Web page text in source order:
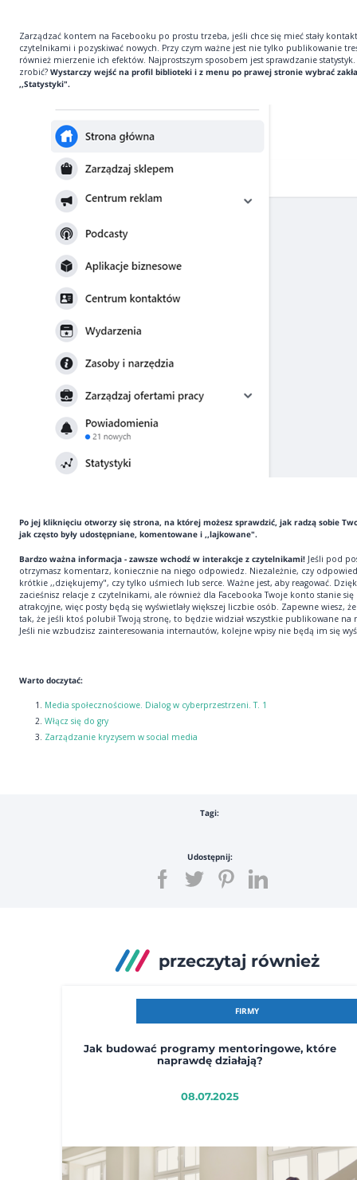
Zarządzać kontem na Facebooku po prostu trzeba, jeśli chce się mieć stały
czytelnikami i pozyskiwać nowych. Przy czym ważne jest nie tylko publikowanie
również mierzenie ich efektów. Najprostszym sposobem jest sprawdzanie statystyk.
zrobić? Wystarczy wejść na profil biblioteki i z menu po prawej stronie wybrać
,,Statystyki".
Po jej kliknięciu otworzy się strona, na której możesz sprawdzić, jak radzą sobie
jak często były udostępniane, komentowane i ,,lajkowane".
Bardzo ważna informacja - zawsze wchodź w interakcje z czytelnikami! Jeśli pod
otrzymasz komentarz, koniecznie na niego odpowiedz. Niezależnie, czy
krótkie ,,dziękujemy", czy tylko uśmiech lub serce. Ważne jest, aby reagować.
zacieśnisz relacje z czytelnikami, ale również dla Facebooka Twoje konto stanie
atrakcyjne, więc posty będą się wyświetlały większej liczbie osób. Zapewne wiesz,
tak, że jeśli ktoś polubił Twoją stronę, to będzie widział wszystkie publikowane na
Jeśli nie wzbudzisz zainteresowania internautów, kolejne wpisy nie będą im się
Warto doczytać:
Media społecznościowe. Dialog w cyberprzestrzeni. T. 1
Włącz się do gry
Zarządzanie kryzysem w social media
Tagi:
Udostępnij:
przeczytaj również
FIRMY
Jak budować programy mentoringowe, które
naprawdę działają?
08.07.2025